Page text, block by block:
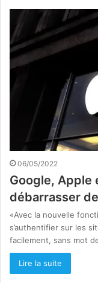
06/05/2022
Google, Apple
débarrasser
«Avec la nouvelle
s’authentifier sur les
facilement, sans mot
Lire la suite